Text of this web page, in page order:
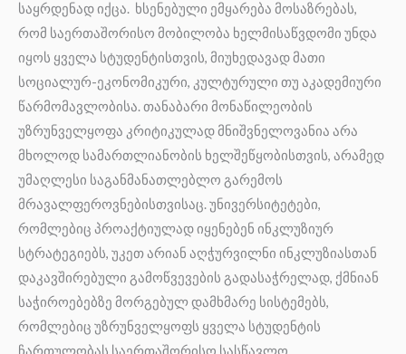
საყრდენად იქცა. ხსენებული ემყარება მოსაზრებას,
რომ საერთაშორისო მობილობა ხელმისაწვდომი უნდა
იყოს ყველა სტუდენტისთვის, მიუხედავად მათი
სოციალურ-ეკონომიკური, კულტურული თუ აკადემიური
წარმომავლობისა. თანაბარი მონაწილეობის
უზრუნველყოფა კრიტიკულად მნიშვნელოვანია არა
მხოლოდ სამართლიანობის ხელშეწყობისთვის, არამედ
უმაღლესი საგანმანათლებლო გარემოს
მრავალფეროვნებისთვისაც. უნივერსიტეტები,
რომლებიც პროაქტიულად იყენებენ ინკლუზიურ
სტრატეგიებს, უკეთ არიან აღჭურვილნი ინკლუზიასთან
დაკავშირებული გამოწვევების გადასაჭრელად, ქმნიან
საჭიროებებზე მორგებულ დამხმარე სისტემებს,
რომლებიც უზრუნველყოფს ყველა სტუდენტის
ჩართულობას საერთაშორისო სასწავლო